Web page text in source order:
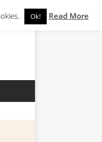
Ok! Read More